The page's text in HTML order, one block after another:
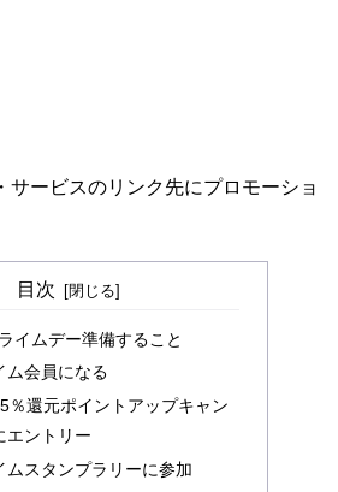
ービスのリンク先にプロモーショ
目次
イムデー準備すること
会員になる
還元ポイントアップキャン
エントリー
スタンプラリーに参加